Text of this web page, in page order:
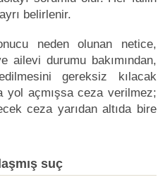
belirlenir.
neden olunan netice,
ailevi durumu bakımından,
gereksiz kılacak
yol açmışsa ceza verilmez;
ceza yarıdan altıda bire
suç